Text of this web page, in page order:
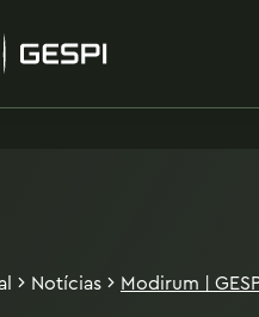
Notícias Modirum |
de Munição e